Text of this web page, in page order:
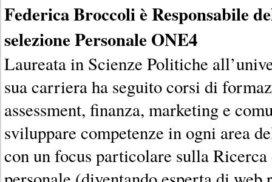
Federica Broccoli è Responsabile
selezione Personale ONE4
Laureata in Scienze Politiche
sua carriera ha seguito corsi di
assessment, finanza, marketing e
sviluppare competenze in ogni area
con un focus particolare sulla